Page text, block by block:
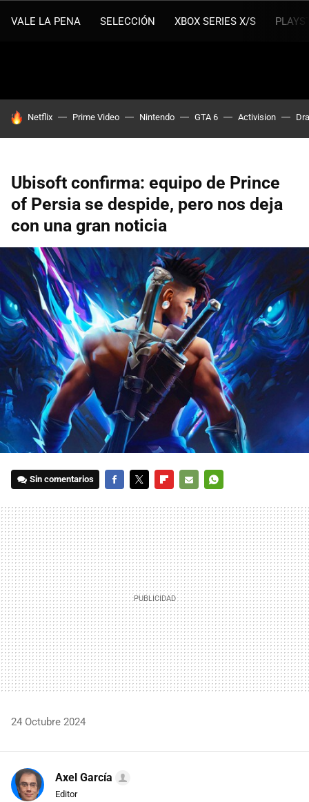
VALE LA PENA SELECCIÓN XBOX SERIES X/S
HOY SE HABLA DE
Netflix Prime Video Nintendo GTA 6 Activision
Ubisoft confirma: equipo de Prince
of Persia se despide, pero nos deja
con una gran noticia
Sin comentarios
MAIL
24 Octubre 2024
Axel García
Editor